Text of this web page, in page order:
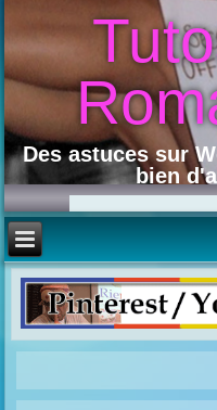
Des astuces sur
bien